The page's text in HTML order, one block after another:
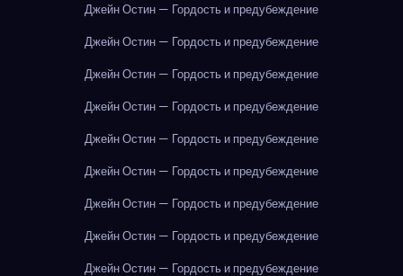
Джейн Остин — Гордость и предубеждение
Джейн Остин — Гордость и предубеждение
Джейн Остин — Гордость и предубеждение
Джейн Остин — Гордость и предубеждение
Джейн Остин — Гордость и предубеждение
Джейн Остин — Гордость и предубеждение
Джейн Остин — Гордость и предубеждение
Джейн Остин — Гордость и предубеждение
Джейн Остин — Гордость и предубеждение